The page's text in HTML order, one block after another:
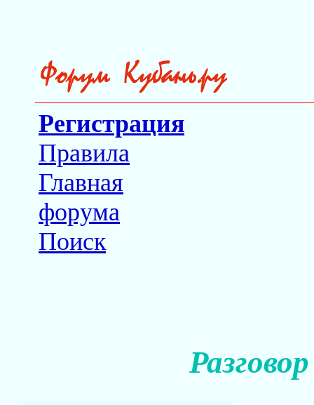
Регистрация
Правила
Главная
форума
Поиск